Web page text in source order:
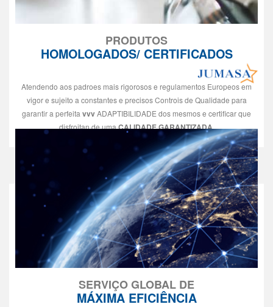
PRODUTOS
HOMOLOGADOS/ CERTIFICADOS
Atendendo aos padroes mais rigorosos e regulamentos Europeos em
vigor e sujeito a constantes e precisos Controis de Qualidade para
garantir a perfeita vvvADAPTIBILIDADE dos mesmos e certificar que
disfroitan de umaCALIDADE GARANTIZADA.
SERVIÇO GLOBAL DE
MÁXIMA EFICIÊNCIA